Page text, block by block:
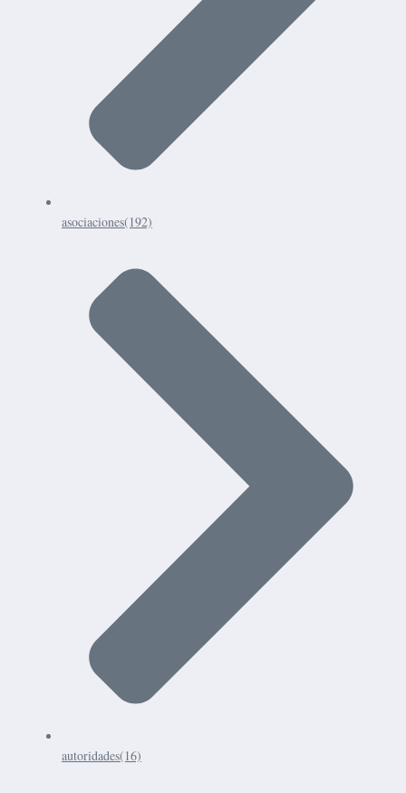
asociaciones(192)
autoridades(16)